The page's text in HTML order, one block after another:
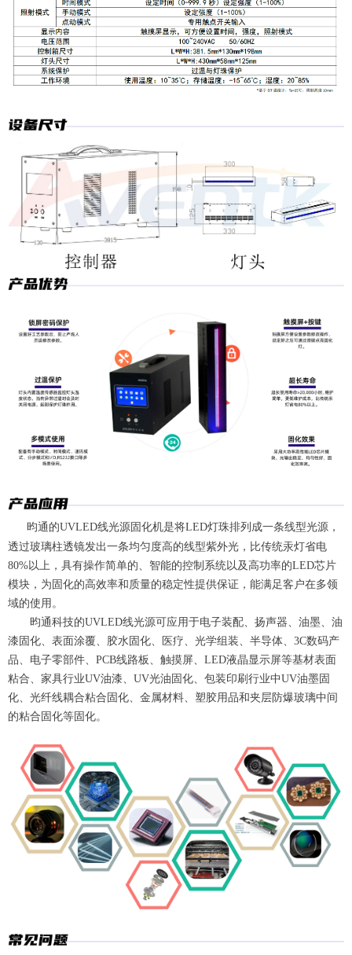
昀通的UVLED线光源固化机是将LED灯珠排列成一条线型光源，
透过玻璃柱透镜发出一条均匀度高的线型紫外光，比传统汞灯省电
80%以上，具有操作简单的、智能的控制系统以及高功率的LED芯片
模块，为固化的高效率和质量的稳定性提供保证，能满足客户在多领
域的使用。
昀通科技的UVLED线光源可应用于电子装配、扬声器、油墨、油
漆固化、表面涂覆、胶水固化、医疗、光学组装、半导体、3C数码产
品、电子零部件、PCB线路板、触摸屏、LED液晶显示屏等基材表面
粘合、家具行业UV油漆、UV光油固化、包装印刷行业中UV油墨固
化、光纤线耦合粘合固化、金属材料、塑胶用品和夹层防爆玻璃中间
的粘合固化等固化。